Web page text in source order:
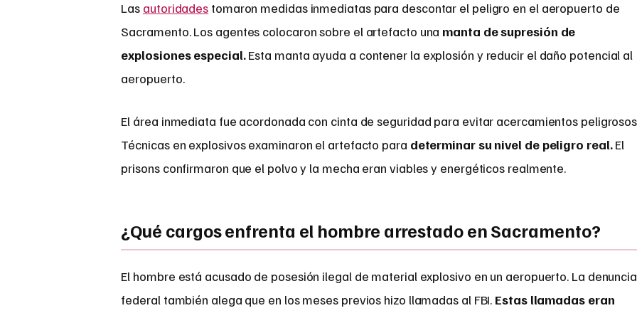
Las autoridades tomaron medidas inmediatas para descontar el peligro en el aeropuerto de
Sacramento. Los agentes colocaron sobre el artefacto una manta de supresión de
explosiones especial.Esta manta ayuda a contener la explosión y reducir el daño potencial al
aeropuerto.
El área inmediata fue acordonada con cinta de seguridad para evitar acercamientos
Técnicas en explosivos examinaron el artefacto para determinar su nivel de peligro real.El
prisons confirmaron que el polvo y la mecha eran viables y energéticos realmente.
¿Qué cargos enfrenta el hombre arrestado en Sacramento?
El hombre está acusado de posesión ilegal de material explosivo en un aeropuerto. La denuncia
federal también alega que en los meses previos hizo llamadas al FBI. Estas llamadas eran